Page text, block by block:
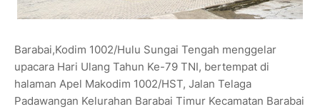
Barabai,Kodim 1002/Hulu Sungai Tengah menggelar
upacara Hari Ulang Tahun Ke-79 TNI, bertempat di
halaman Apel Makodim 1002/HST, Jalan Telaga
Padawangan Kelurahan Barabai Timur Kecamatan Barabai